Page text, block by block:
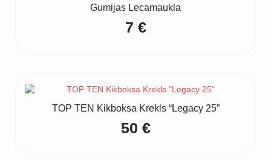
Gumijas Lecamaukla
7 €
TOP TEN Kikboksa Krekls “Legacy 25”
50 €